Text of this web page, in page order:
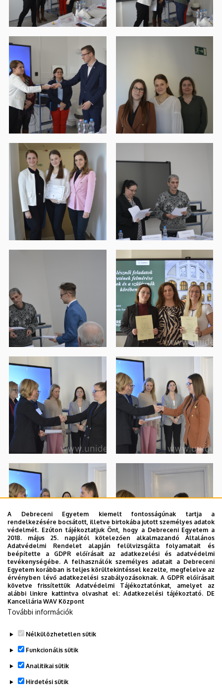
A Debreceni Egyetem kiemelt fontosságúnak tartja a
rendelkezésére bocsátott, illetve birtokába jutott személyes adatok
védelmét. Ezúton tájékoztatjuk Önt, hogy a Debreceni Egyetem a
2018. május 25. napjától kötelezően alkalmazandó Általános
Adatvédelmi Rendelet alapján felülvizsgálta folyamatait és
beépítette a GDPR előírásait az adatkezelési és adatvédelmi
tevékenységébe. A felhasználók személyes adatait a Debreceni
Egyetem korábban is teljes körültekintéssel kezelte, megfelelve az
érvényben lévő adatkezelési szabályozásoknak. A GDPR előírásait
követve frissítettük Adatvédelmi Tájékoztatónkat, amelyet az
alábbi linkre kattintva olvashat el:Adatkezelési tájékoztató. DE
Kancellária WAV Központ
További információk
Nélkülözhetetlen sütik
Funkcionális sütik
Analitikai sütik
Hirdetési sütik